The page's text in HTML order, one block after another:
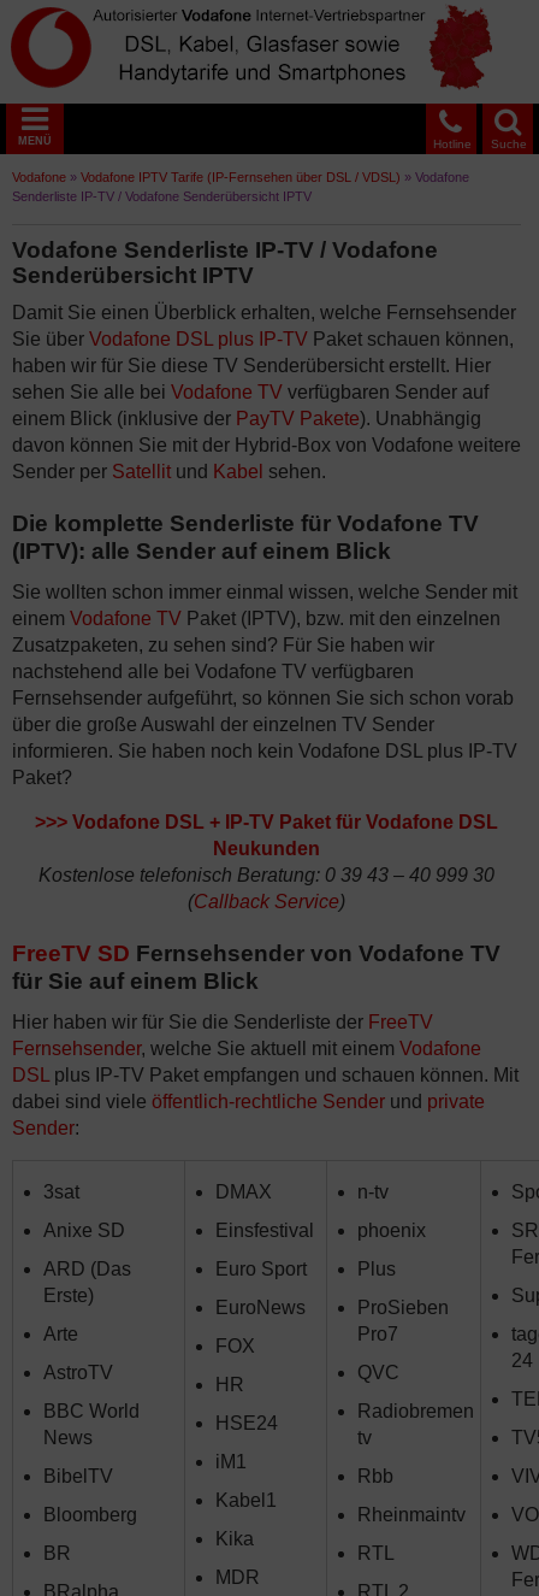
Suche
Hotline
MENÜ
Vodafone » Vodafone IPTV Tarife (IP-Fernsehen über DSL / VDSL) » Vodafone
Senderliste IP-TV / Vodafone Senderübersicht IPTV
Vodafone Senderliste IP-TV / Vodafone
Senderübersicht IPTV
Damit Sie einen Überblick erhalten, welche Fernsehsender
Sie über Vodafone DSL plus IP-TV Paket schauen können,
haben wir für Sie diese TV Senderübersicht erstellt. Hier
sehen Sie alle bei Vodafone TV verfügbaren Sender auf
einem Blick (inklusive der PayTV Pakete). Unabhängig
davon können Sie mit der Hybrid-Box von Vodafone weitere
Sender per Satellit und Kabel sehen.
Die komplette Senderliste für Vodafone TV
(IPTV): alle Sender auf einem Blick
Sie wollten schon immer einmal wissen, welche Sender mit
einem Vodafone TV Paket (IPTV), bzw. mit den einzelnen
Zusatzpaketen, zu sehen sind? Für Sie haben wir
nachstehend alle bei Vodafone TV verfügbaren
Fernsehsender aufgeführt, so können Sie sich schon vorab
über die große Auswahl der einzelnen TV Sender
informieren. Sie haben noch kein Vodafone DSL plus IP-TV
Paket?
>>> Vodafone DSL + IP-TV Paket für Vodafone DSL
Neukunden
Kostenlose telefonisch Beratung: 0 39 43 – 40 999 30
(Callback Service)
FreeTV SD Fernsehsender von Vodafone TV
für Sie auf einem Blick
Hier haben wir für Sie die Senderliste der FreeTV
Fernsehsender, welche Sie aktuell mit einem Vodafone
DSL
plus IP-TV Paket empfangen und schauen können. Mit
dabei sind viele öffentlich-rechtliche Sender und private
Sender:
3sat
Anixe SD
ARD (Das
Erste)
Arte
AstroTV
BBC World
News
BibelTV
Bloomberg
BR
BRalpha
DMAX
Einsfestival
Euro Sport
EuroNews
FOX
HR
HSE24
iM1
Kabel1
Kika
MDR
n-tv
phoenix
Plus
ProSieben
Pro7
QVC
Radiobremen
tv
Rbb
Rheinmaintv
RTL
RTL 2
SR
24